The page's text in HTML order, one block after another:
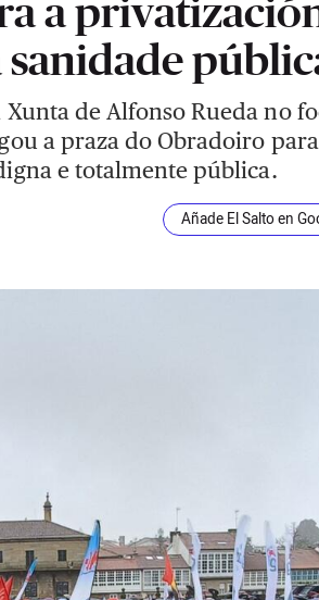
a
sanidade
de Alfonso Rueda no
a praza do Obradoiro para
e totalmente pública.
Añade El Salto en